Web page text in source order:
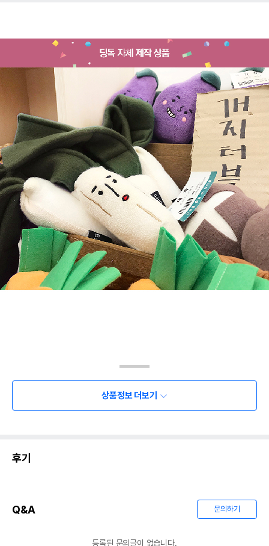
상품정보 더보기
후기
Q&A 문의하기
등록된 문의글이 없습니다.